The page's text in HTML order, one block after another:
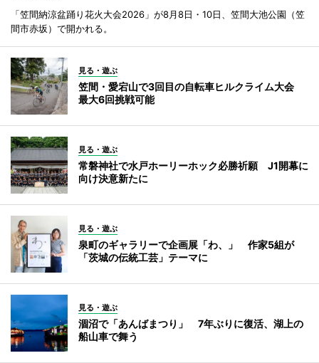
「笠間納涼盆踊り花火大会2026」が8月8日・10日、笠間大池公園（笠
間市赤坂）で開かれる。
見る・遊ぶ
笠間・愛宕山で3回目の自転車ヒルクライム大会
最大6回挑戦可能
見る・遊ぶ
常磐神社で水戸ホーリーホック必勝祈願 J1開幕に
向け決意新たに
見る・遊ぶ
泉町のギャラリーで企画展「わ、」 作家5組が
「茨城の伝統工芸」テーマに
見る・遊ぶ
涸沼で「あんばまつり」 7年ぶりに復活、湖上の
船山車で舞う